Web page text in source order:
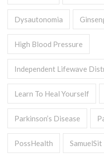
Dysautonomia
High Blood Pressure
Independent Lifewave
Learn To Heal Yourself
Parkinson’s Disease
PossHealth SamuelSit